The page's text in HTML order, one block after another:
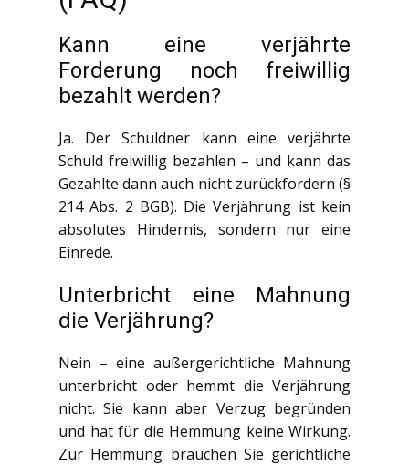
Kann eine verjährte
Forderung noch freiwillig
bezahlt werden?
Ja. Der Schuldner kann eine verjährte
Schuld freiwillig bezahlen – und kann das
Gezahlte dann auch nicht zurückfordern (§
214 Abs. 2 BGB). Die Verjährung ist kein
absolutes Hindernis, sondern nur eine
Einrede.
Unterbricht eine Mahnung
die Verjährung?
Nein – eine außergerichtliche Mahnung
unterbricht oder hemmt die Verjährung
nicht. Sie kann aber Verzug begründen
und hat für die Hemmung keine Wirkung.
Zur Hemmung brauchen Sie gerichtliche